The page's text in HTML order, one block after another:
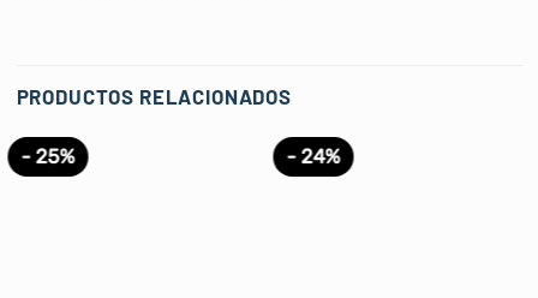
PRODUCTOS RELACIONADOS
- 25% - 24%